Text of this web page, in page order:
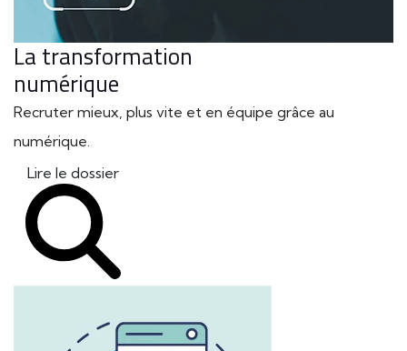
La transformation
numérique
Recruter mieux, plus vite et en équipe grâce au
numérique.
Lire le dossier